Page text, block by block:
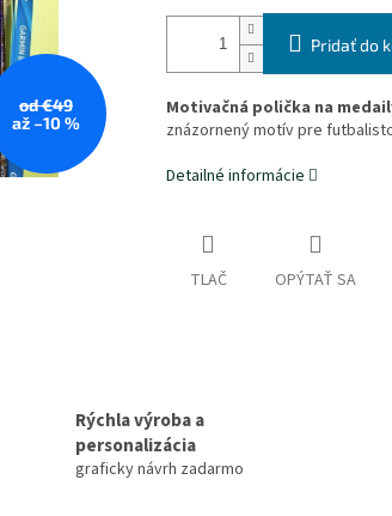
od €49
až –10 %
Pridať do
Motivačná polička na
znázornený motív pre
Detailné informácie
TLAČ OPÝTAŤ SA
Rýchla výroba a
personalizácia
graficky návrh zadarmo